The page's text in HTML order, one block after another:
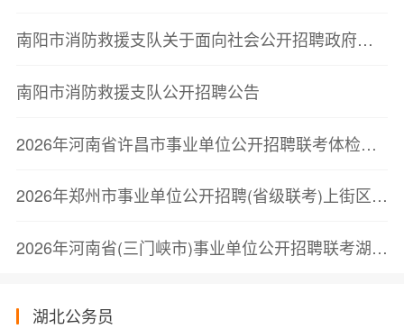
南阳市消防救援支队关于面向社会公开招聘政府专职消防员的公告
南阳市消防救援支队公开招聘公告
2026年河南省许昌市事业单位公开招聘联考体检结果公告
2026年郑州市事业单位公开招聘(省级联考)上街区进入考察人员名单公告
2026年河南省(三门峡市)事业单位公开招聘联考湖滨区拟聘用公告
湖北公务员